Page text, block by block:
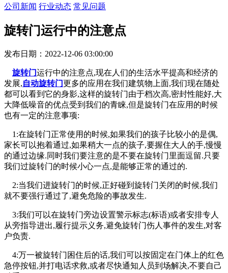
公司新闻 行业动态 常见问题
旋转门运行中的注意点
发布日期：2022-12-06 03:00:00
旋转门运行中的注意点,现在人们的生活水平提高和经济的
发展,自动旋转门更多的应用在我们建筑物上面,我们现在随处
都可以看到它的身影,这样的旋转门由于档次高,密封性能好,大
大降低噪音的优点受到我们的青睐,但是旋转门在应用的时候
也有一定的注意事项:
1:在旋转门正常使用的时候,如果我们的孩子比较小的是偶,
家长可以抱着通过,如果稍大一点的孩子,要握住大人的手,慢慢
的通过边缘.同时我们要注意的是不要在旋转门里面逗留.只要
我们过旋转门的时候小心一点,是能够正常的通过的.
2:当我们进旋转门的时候,正好碰到旋转门关闭的时候,我们
就不要强行通过了,避免危险的事故发生.
3:我们可以在旋转门旁边设置警示标志(标语)或者安排专人
从旁指导进出,履行提示义务,避免旋转门伤人事件的发生,对客
户负责.
4:万一被旋转门困住后的话,我们可以按固定在门体上的红色
急停按钮,并打电话求救,或者尽快通知人员到场解决,不要自己